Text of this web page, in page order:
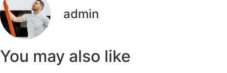
admin
You may also like